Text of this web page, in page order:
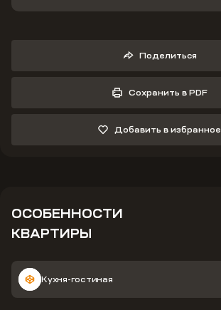
Поделиться
Сохранить в PDF
Добавить в избранное
ОСОБЕННОСТИ
КВАРТИРЫ
Кухня-гостиная